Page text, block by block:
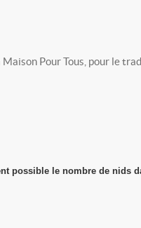
Pour Tous, pour le
possible le nombre de nids